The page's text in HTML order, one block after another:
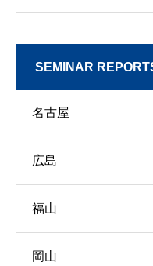
SEMINAR
名古屋
広島
福山
岡山